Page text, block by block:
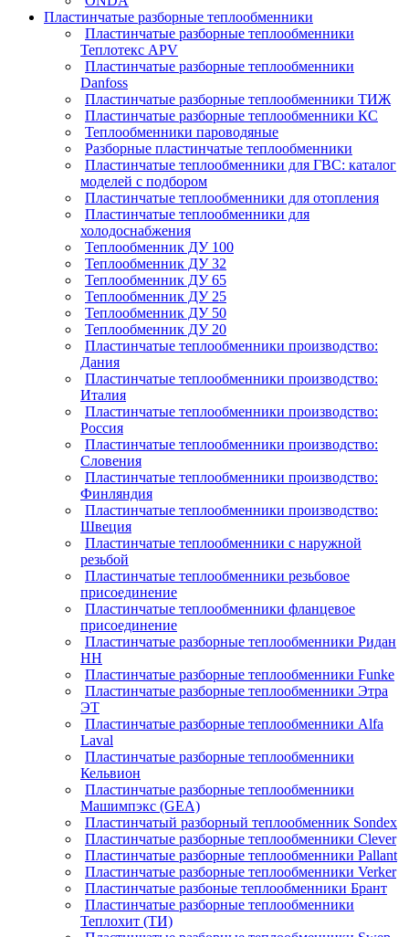
Пластинчатые разборные теплообменники
Пластинчатые разборные теплообменники
Теплотекс APV
Пластинчатые разборные теплообменники
Danfoss
Пластинчатые разборные теплообменники ТИЖ
Пластинчатые разборные теплообменники КC
Теплообменники пароводяные
Разборные пластинчатые теплообменники
Пластинчатые теплообменники для ГВС: каталог
моделей с подбором
Пластинчатые теплообменники для отопления
Пластинчатые теплообменники для
холодоснабжения
Теплообменник ДУ 100
Теплообменник ДУ 32
Теплообменник ДУ 65
Теплообменник ДУ 25
Теплообменник ДУ 50
Теплообменник ДУ 20
Пластинчатые теплообменники производство:
Дания
Пластинчатые теплообменники производство:
Италия
Пластинчатые теплообменники производство:
Россия
Пластинчатые теплообменники производство:
Словения
Пластинчатые теплообменники производство:
Финляндия
Пластинчатые теплообменники производство:
Швеция
Пластинчатые теплообменники с наружной
резьбой
Пластинчатые теплообменники резьбовое
присоединение
Пластинчатые теплообменники фланцевое
присоединение
Пластинчатые разборные теплообменники Ридан
НН
Пластинчатые разборные теплообменники Funke
Пластинчатые разборные теплообменники Этра
ЭТ
Пластинчатые разборные теплообменники Alfa
Laval
Пластинчатые разборные теплообменники
Кельвион
Пластинчатые разборные теплообменники
Машимпэкс (GEA)
Пластинчатый разборный теплообменник Sondex
Пластинчатые разборные теплообменники Clever
Пластинчатые разборные теплообменники Pallant
Пластинчатые разборные теплообменники Verker
Пластинчатые разбоные теплообменники Брант
Пластинчатые разборные теплообменники
Теплохит (ТИ)